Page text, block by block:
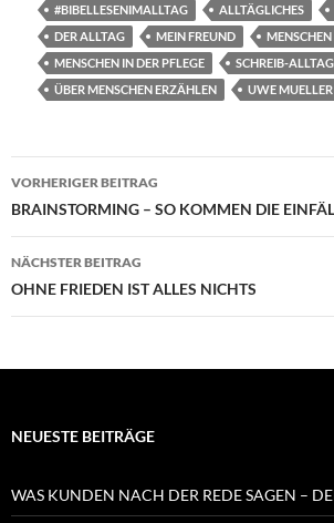
#BIBELLESENIMALLTAG ALLTÄGLICHES
DER ALLTAG
MEIN FREUND
MENSCHEN IN DER PFLEGE
SCHREIB-ALLTAG
ÜBER MENSCHEN ERZÄHLEN
UWE
Beitragsnavigation
VORHERIGER BEITRAG
BRAINSTORMING – SO KOMMEN DIE
NÄCHSTER BEITRAG
OHNE FRIEDEN IST ALLES NICHTS
NEUESTE BEITRÄGE
WAS KUNDEN NACH DER REDE SAGEN –